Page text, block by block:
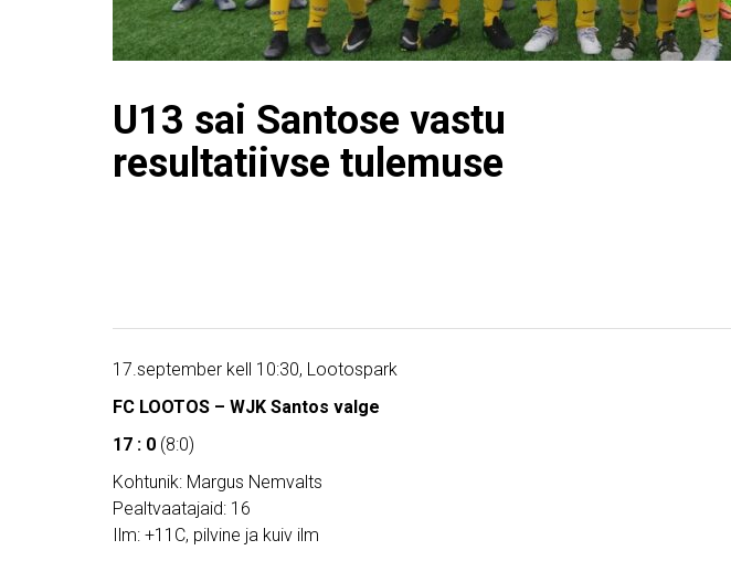
U13 sai Santose vastu
resultatiivse tulemuse
17.september kell 10:30, Lootospark
FC LOOTOS – WJK Santos valge
17 : 0 (8:0)
Kohtunik: Margus Nemvalts
Pealtvaatajaid: 16
Ilm: +11C, pilvine ja kuiv ilm